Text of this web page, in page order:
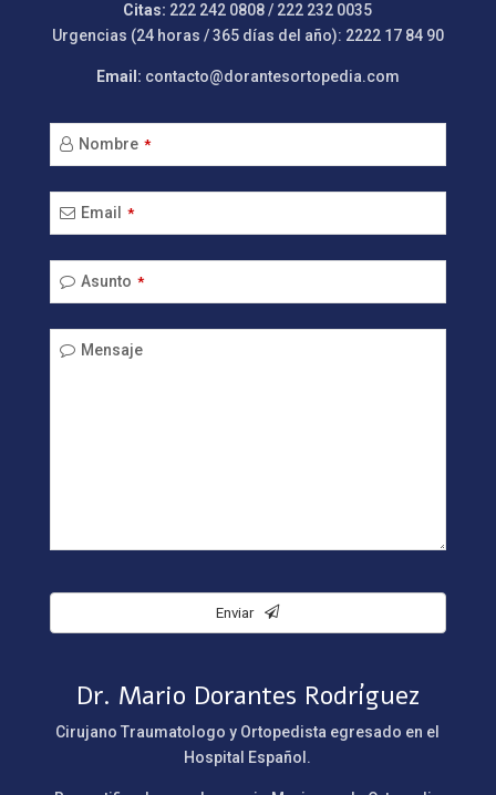
Citas: 222 242 0808 / 222 232 0035
Urgencias (24 horas / 365 días del año): 2222 17 84 90
Email: contacto@dorantesortopedia.com
Nombre *
Email *
Asunto *
Mensaje
Enviar
*
Dr. Mario Dorantes Rodríguez
Cirujano Traumatologo y Ortopedista egresado en el
Hospital Español.